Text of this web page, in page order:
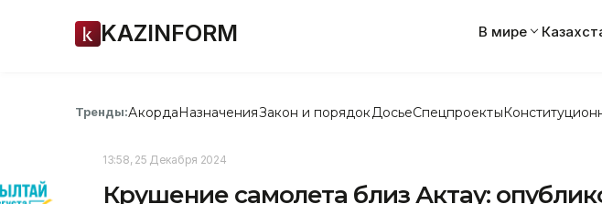
KAZINFORM В мире
Тренды:АкордаНазначенияЗакон и порядок ДосьеСпецпроекты
13:58, 25 Декабря 2024
Крушение самолета близ Актау: